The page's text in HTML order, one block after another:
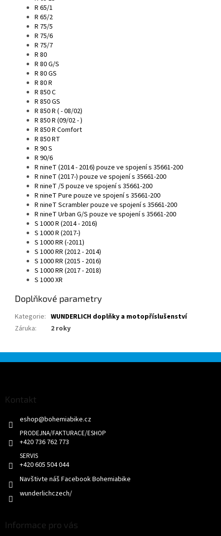
R 65/1
R 65/2
R 75/5
R 75/6
R 75/7
R 80
R 80 G/S
R 80 GS
R 80 R
R 850 C
R 850 GS
R 850 R ( - 08/02)
R 850 R (09/02 - )
R 850 R Comfort
R 850 RT
R 90 S
R 90/6
R nineT (2014 - 2016) pouze ve spojení s 35661-200
R nineT (2017-) pouze ve spojení s 35661-200
R nineT /5 pouze ve spojení s 35661-200
R nineT Pure pouze ve spojení s 35661-200
R nineT Scrambler pouze ve spojení s 35661-200
R nineT Urban G/S pouze ve spojení s 35661-200
S 1000 R (2014 - 2016)
S 1000 R (2017-)
S 1000 RR (-2011)
S 1000 RR (2012 - 2014)
S 1000 RR (2015 - 2016)
S 1000 RR (2017 - 2018)
S 1000 XR
Doplňkové parametry
Kategorie: WUNDERLICH doplňky a motopříslušenství
Záruka: 2 roky
Kontakt
eshop@bohemiabike.cz
+420 736 762 773
+420 605 504 044
Navštivte náš Facebook Bohemiabike
wunderlichczech/
Informace pro vás